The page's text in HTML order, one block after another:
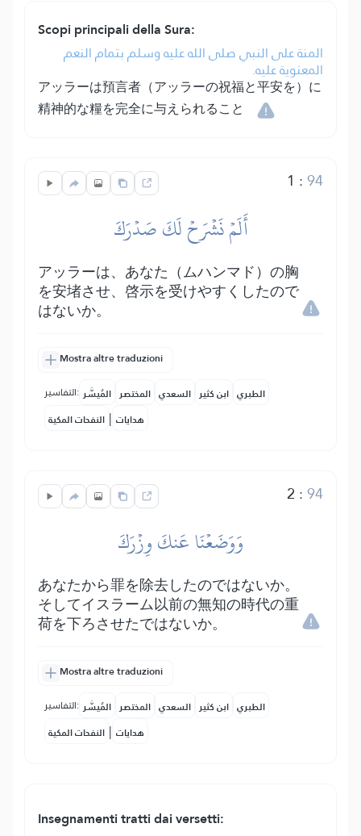
Scopi principali della Sura:
المنة على النبي صلى الله عليه وسلم بتمام النعم
المعنوية عليه.
アッラーは預言者（アッラーの祝福と平安を）に
精神的な糧を完全に与えられること
1 :94
أَلَمۡ نَشۡرَحۡ لَكَ صَدۡرَكَ
アッラーは、あなた（ムハンマド）の胸
を安堵させ、啓示を受けやすくしたので
はないか。
Mostra altre traduzioni
التفاسير: المُيسَّر المختصر السعدي ابن كثير الطبري
النفحات المكية | هدايات
2 :94
وَوَضَعۡنَا عَنكَ وِزۡرَكَ
あなたから罪を除去したのではないか。
そしてイスラーム以前の無知の時代の重
荷を下ろさせたではないか。
Mostra altre traduzioni
التفاسير: المُيسَّر المختصر السعدي ابن كثير الطبري
النفحات المكية | هدايات
Insegnamenti tratti dai versetti: